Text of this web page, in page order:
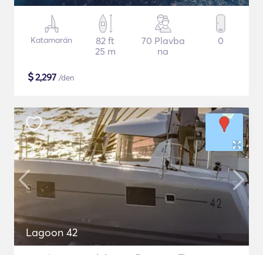
Katamarán
82 ft
25 m
70 Plavba
na
0
$2,297 /den
Lagoon 42